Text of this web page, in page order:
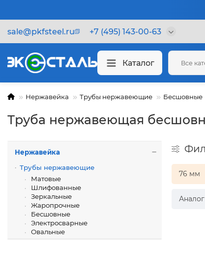
sale@pkfsteel.ru +7 (495) 143-00-63
Каталог Все
Нержавейка Трубы нержавеющие Бесшовные
Труба нержавеющая
Нержавейка
Трубы нержавеющие
Матовые
Шлифованные
Зеркальные
Жаропрочные
Бесшовные
Электросварные
Овальные
76 мм